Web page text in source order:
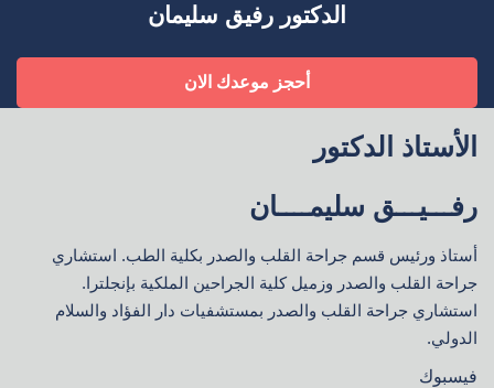
الدكتور رفيق سليمان
أحجز موعدك الان
الأستاذ الدكتور
رفـــيـــق سليمــــان
أستاذ ورئيس قسم جراحة القلب والصدر بكلية الطب. استشاري
جراحة القلب والصدر وزميل كلية الجراحين الملكية بإنجلترا.
استشاري جراحة القلب والصدر بمستشفيات دار الفؤاد والسلام
الدولي.
فيسبوك